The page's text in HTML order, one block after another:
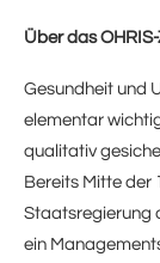
Über das
Gesundheit und
elementar
qualitativ
Bereits Mitte der
Staatsregierung
ein